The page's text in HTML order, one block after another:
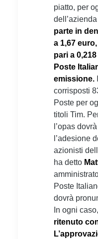
piatto, per
parte in
a 1,67
pari a
Poste
emissione.
corrisposti
Poste per
titoli Tim.
l’opas
l’adesione
azionisti
ha detto
Poste
dovrà
In ogni caso,
ritenuto